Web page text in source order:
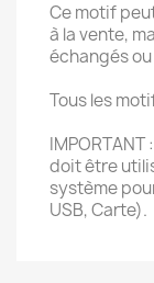
Ce motif
à la vente,
échangés
Tous les
doit être
système
USB, Carte).